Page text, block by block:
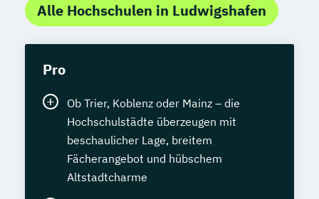
Alle Hochschulen in Ludwigshafen
Pro
Ob Trier, Koblenz oder Mainz – die
Hochschulstädte überzeugen mit
beschaulicher Lage, breitem
Fächerangebot und hübschem
Altstadtcharme